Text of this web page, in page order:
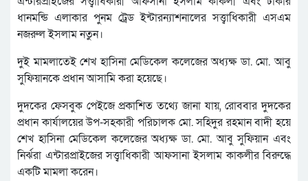
ধানমন্ডি এলাকার পুনম ট্রেড ইন্টারন্যাশনালের সত্ত্বাধিকারী এসএম
নজরুল ইসলাম নতুন।
দুই মামলাতেই শেখ হাসিনা মেডিকেল কলেজের অধ্যক্ষ ডা. মো. আবু
সুফিয়ানকে প্রধান আসামি করা হয়েছে।
দুদকের ফেসবুক পেইজে প্রকাশিত তথ্যে জানা যায়, রোববার দুদকের
প্রধান কার্যালয়ের উপ-সহকারী পরিচালক মো. সহিদুর রহমান বাদী হয়ে
শেখ হাসিনা মেডিকেল কলেজের অধ্যক্ষ ডা. মো. আবু সুফিয়ান এবং
নির্ঝরা এন্টারপ্রাইজের সত্ত্বাধিকারী আফসানা ইসলাম কাকলীর বিরুদ্ধে
একটি মামলা করেন।